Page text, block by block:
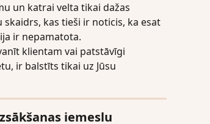
un katrai velta tikai dažas
kas tieši ir noticis, ka esat
ir nepamatota.
klientam vai patstāvīgi
ir balstīts tikai uz Jūsu
iemeslu